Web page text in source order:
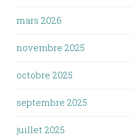
mars 2026
novembre 2025
octobre 2025
septembre 2025
juillet 2025